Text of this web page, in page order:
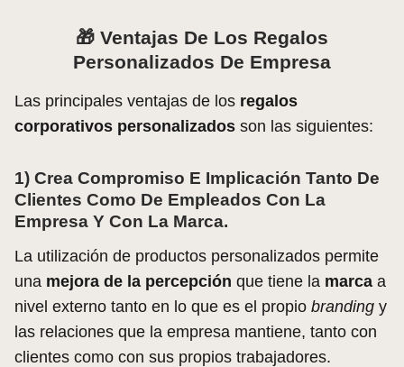
🎁 Ventajas De Los Regalos
Personalizados De Empresa
Las principales ventajas de los regalos
corporativos personalizados son las siguientes:
1) Crea Compromiso E Implicación Tanto De
Clientes Como De Empleados Con La
Empresa Y Con La Marca.
La utilización de productos personalizados permite
una mejora de la percepción que tiene la marca a
nivel externo tanto en lo que es el propio branding y
las relaciones que la empresa mantiene, tanto con
clientes como con sus propios trabajadores.